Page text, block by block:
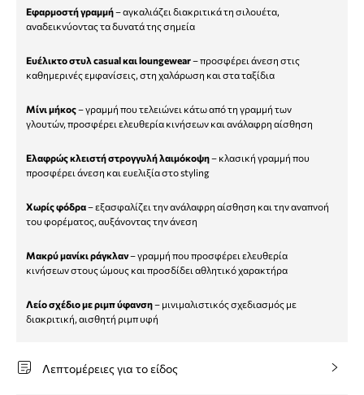
Εφαρμοστή γραμμή– αγκαλιάζει διακριτικά τη σιλουέτα,
αναδεικνύοντας τα δυνατά της σημεία
Ευέλικτο στυλ casual και loungewear– προσφέρει άνεση στις
καθημερινές εμφανίσεις, στη χαλάρωση και στα ταξίδια
Μίνι μήκος– γραμμή που τελειώνει κάτω από τη γραμμή των
γλουτών, προσφέρει ελευθερία κινήσεων και ανάλαφρη αίσθηση
Ελαφρώς κλειστή στρογγυλή λαιμόκοψη– κλασική γραμμή που
προσφέρει άνεση και ευελιξία στο styling
Χωρίς φόδρα– εξασφαλίζει την ανάλαφρη αίσθηση και την αναπνοή
του φορέματος, αυξάνοντας την άνεση
Μακρύ μανίκι ράγκλαν– γραμμή που προσφέρει ελευθερία
κινήσεων στους ώμους και προσδίδει αθλητικό χαρακτήρα
Λείο σχέδιο με ριμπ ύφανση– μινιμαλιστικός σχεδιασμός με
διακριτική, αισθητή ριμπ υφή
Λεπτομέρειες για το είδος